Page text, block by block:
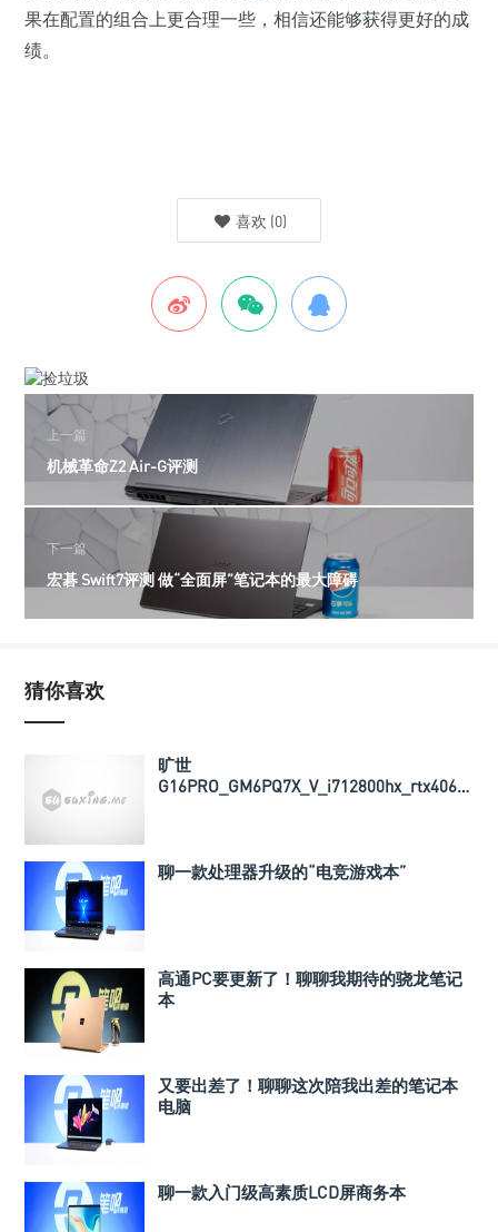
果在配置的组合上更合理一些，相信还能够获得更好的成
绩。
喜欢 (0)
上一篇
机械革命Z2 Air-G评测
下一篇
宏碁 Swift7评测 做“全面屏”笔记本的最大障碍
猜你喜欢
旷世
G16PRO_GM6PQ7X_V_i712800hx_rtx4060_
聊一款处理器升级的“电竞游戏本”
高通PC要更新了！聊聊我期待的骁龙笔记
本
又要出差了！聊聊这次陪我出差的笔记本
电脑
聊一款入门级高素质LCD屏商务本